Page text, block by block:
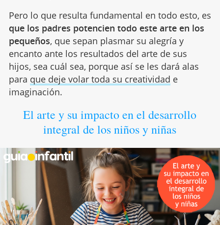
Pero lo que resulta fundamental en todo esto, es
que los padres potencien todo este arte en los
pequeños, que sepan plasmar su alegría y
encanto ante los resultados del arte de sus
hijos, sea cuál sea, porque así se les dará alas
para que deje volar toda su creatividad e
imaginación.
El arte y su impacto en el desarrollo
integral de los niños y niñas